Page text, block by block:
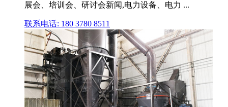
展会、培训会、研讨会新闻,电力设备、电力 ...
联系电话: 180 3780 8511